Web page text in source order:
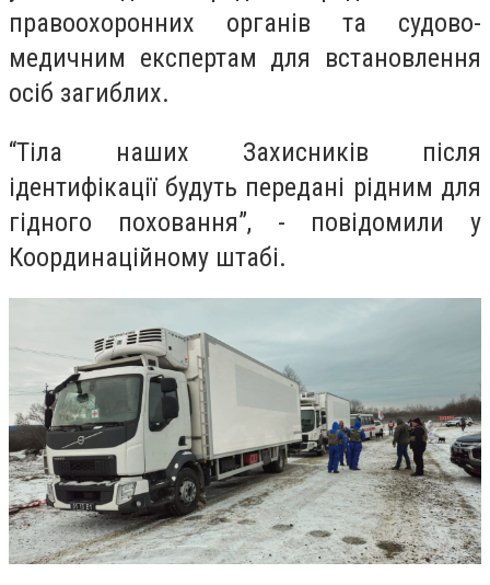
правоохоронних органів та судово-
медичним експертам для встановлення
осіб загиблих.
“Тіла наших Захисників після
ідентифікації будуть передані рідним для
гідного поховання”, - повідомили у
Координаційному штабі.